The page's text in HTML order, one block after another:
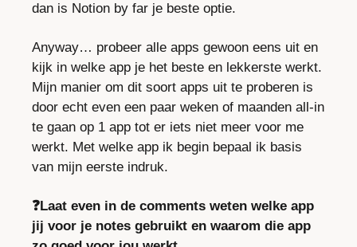
dan is Notion by far je beste optie.
Anyway… probeer alle apps gewoon eens uit en
kijk in welke app je het beste en lekkerste werkt.
Mijn manier om dit soort apps uit te proberen is
door echt even een paar weken of maanden all-in
te gaan op 1 app tot er iets niet meer voor me
werkt. Met welke app ik begin bepaal ik basis
van mijn eerste indruk.
❓Laat even in de comments weten welke app
jij voor je notes gebruikt en waarom die app